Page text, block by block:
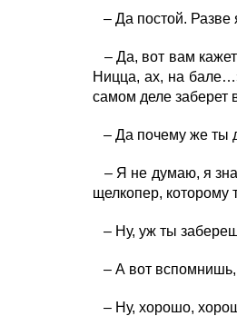
– Да постой. Разве
– Да, вот вам
Ницца, ах, на
самом деле заберет
– Да почему же ты
– Я не думаю, я
щелкопер, которому
– Ну, уж ты
– А вот вспомнишь,
– Ну, хорошо,